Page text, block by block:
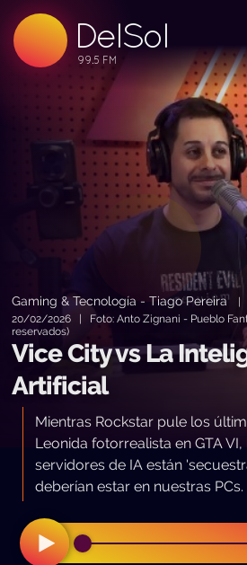
DelSol
99.5 FM
99.5 FM
99.5 FM
Gaming & Tecnología - Tiago Pereira|
20/02/2026 | Foto: Anto Zignani - Pueblo
reservados)
Vice City vs La
Artificial
Mientras Rockstar pule los
Leonida fotorrealista en GTA
servidores de IA están
deberían estar en nuestras PCs.